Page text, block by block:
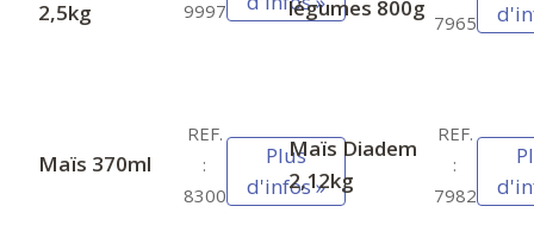
2,5kg
9997
légumes 800g
7965
Maïs 370ml
REF.
:
8300
Plus
d'infos »
Maïs Diadem
2,12kg
REF.
:
7982